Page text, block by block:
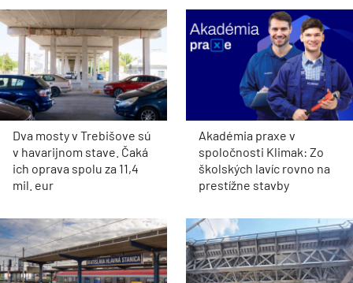
Dva mosty v Trebišove sú
v havarijnom stave. Čaká
ich oprava spolu za 11,4
mil. eur
Akadémia praxe v
spoločnosti Klimak: Zo
školských lavíc rovno na
prestížne stavby